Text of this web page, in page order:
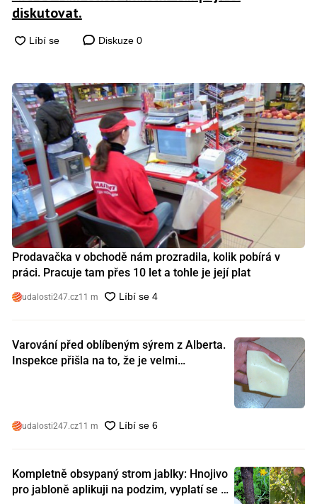
diskutovat.
Diskuze 0
Prodavačka v obchodě nám prozradila, kolik pobírá v
práci. Pracuje tam přes 10 let a tohle je její plat
udalosti247.cz11 m
Varování před oblíbeným sýrem z Alberta.
Inspekce přišla na to, že je velmi
udalosti247.cz11 m
Kompletně obsypaný strom jablky: Hnojivo
pro jabloně aplikuji na podzim, vyplatí se s